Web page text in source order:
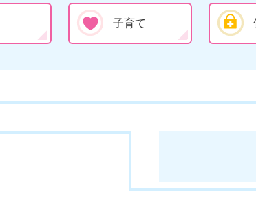
子育て